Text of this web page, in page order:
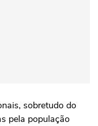
sobretudo do
pela população